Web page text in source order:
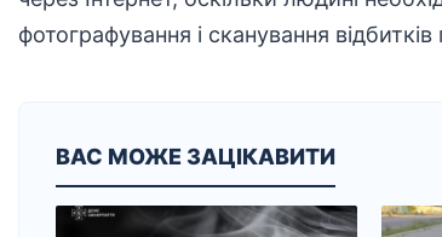
фотографування і сканування відбитків
ВАС МОЖЕ ЗАЦІКАВИТИ